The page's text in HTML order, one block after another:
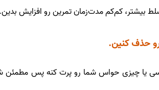
بیشتر، کم‌کم مدت‌زمان تمرین رو افزایش بدین.
حذف کنین.
یا چیزی حواس شما رو پرت کنه پس مطمئن